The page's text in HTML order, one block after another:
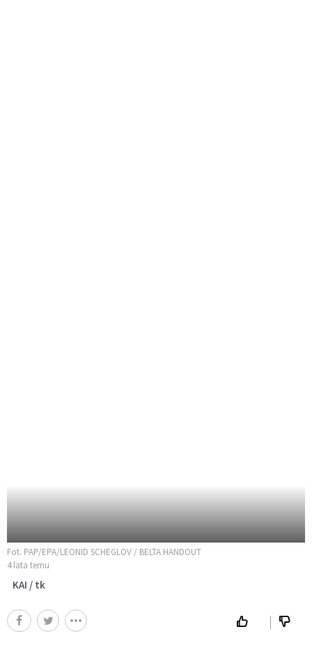
Fot. PAP/EPA/LEONID SCHEGLOV / BELTA HANDOUT
4 lata temu
KAI / tk